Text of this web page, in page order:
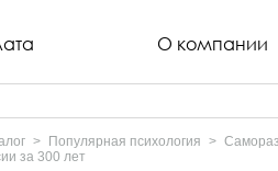
О компании
Популярная психология
за 300 лет